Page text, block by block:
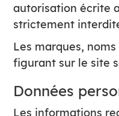
autorisation écrite
strictement
Les marques,
figurant sur le site
Données
Les informations